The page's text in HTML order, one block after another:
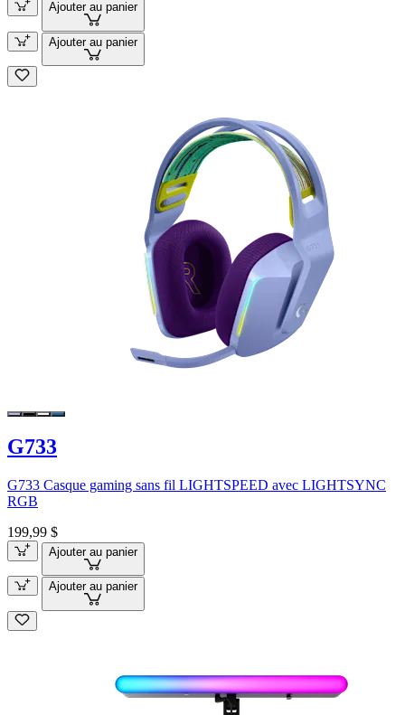
Ajouter au panier
Ajouter au panier
G733
G733 Casque gaming sans fil LIGHTSPEED avec LIGHTSYNC
RGB
199,99 $
Ajouter au panier
Ajouter au panier